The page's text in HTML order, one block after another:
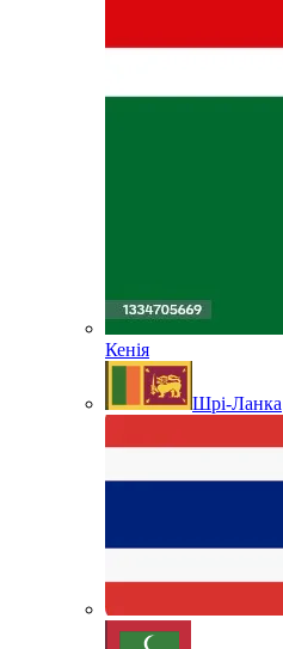
Кенія
Шрі-Ланка